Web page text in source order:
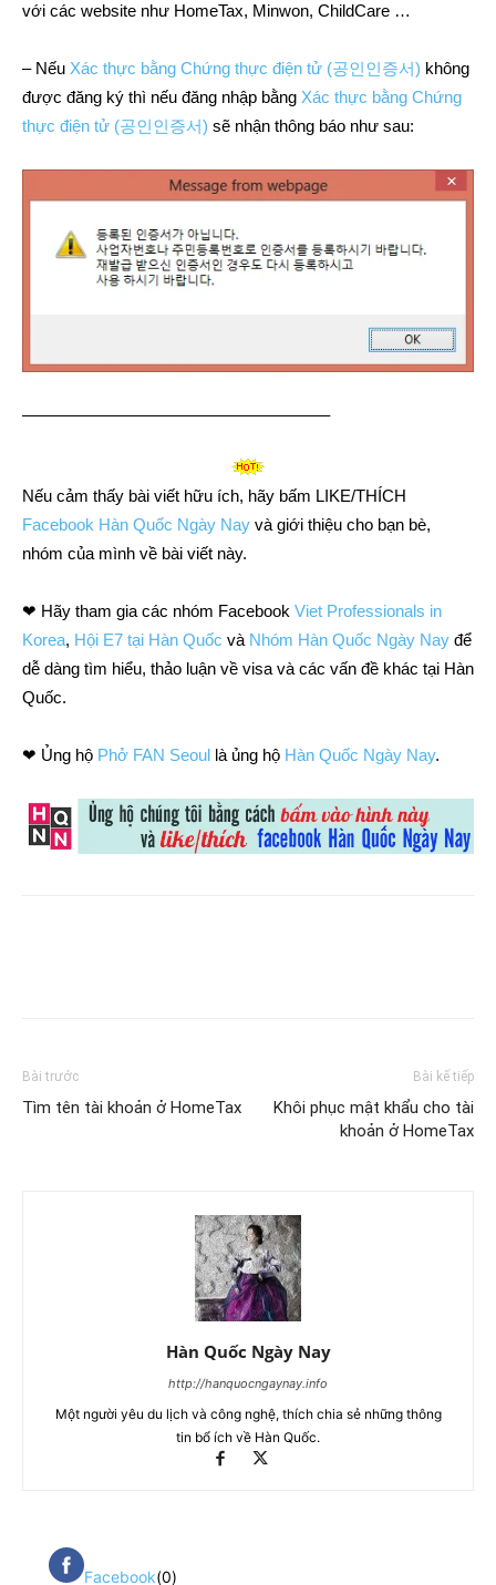
với các website như HomeTax, Minwon, ChildCare …
– Nếu Xác thực bằng Chứng thực điện tử (공인인증서) không
được đăng ký thì nếu đăng nhập bằng Xác thực bằng Chứng
thực điện tử (공인인증서) sẽ nhận thông báo như sau:
——————————————————–
Nếu cảm thấy bài viết hữu ích, hãy bấm LIKE/THÍCH
Facebook Hàn Quốc Ngày Nay và giới thiệu cho bạn bè,
nhóm của mình về bài viết này.
❤ Hãy tham gia các nhóm Facebook Viet Professionals in
Korea, Hội E7 tại Hàn Quốc và Nhóm Hàn Quốc Ngày Nay để
dễ dàng tìm hiểu, thảo luận về visa và các vấn đề khác tại Hàn
Quốc.
❤ Ủng hộ Phở FAN Seoul là ủng hộ Hàn Quốc Ngày Nay.
Bài trước
Tìm tên tài khoản ở HomeTax
Bài kế tiếp
Khôi phục mật khẩu cho tài
khoản ở HomeTax
Hàn Quốc Ngày Nay
http://hanquocngaynay.info
Một người yêu du lịch và công nghệ, thích chia sẻ những thông
tin bổ ích về Hàn Quốc.
Facebook(0)